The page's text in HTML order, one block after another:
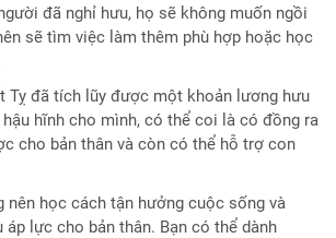
đã nghỉ hưu, họ sẽ không muốn ngồi
sẽ tìm việc làm thêm phù hợp hoặc học
Tỵ đã tích lũy được một khoản lương hưu
hĩnh cho mình, có thể coi là có đồng ra
cho bản thân và còn có thể hỗ trợ con
nên học cách tận hưởng cuộc sống và
lực cho bản thân. Bạn có thể dành